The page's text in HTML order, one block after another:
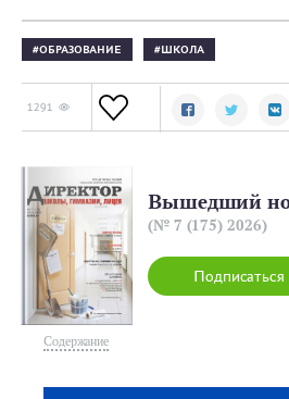
ОБРАЗОВАНИЕ ШКОЛА
1291
Содержание
Подписаться
Вышедший
(№ 7 (175) 2026)